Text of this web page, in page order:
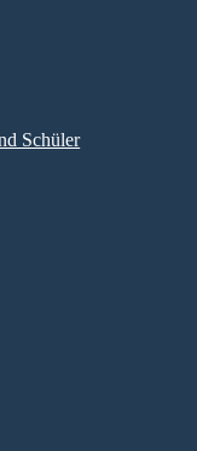
Schüler